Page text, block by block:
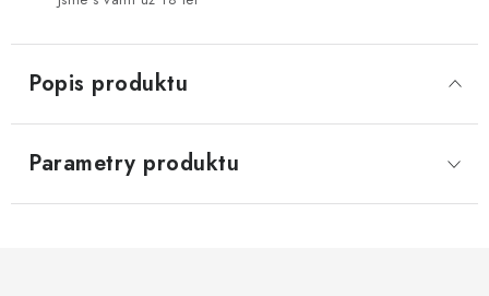
Popis produktu
Parametry produktu